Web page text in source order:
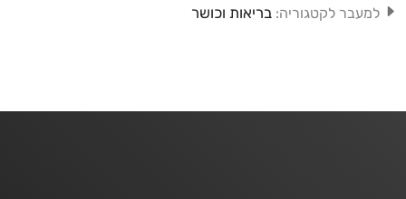
למעבר לקטגוריה: בריאות וכושר